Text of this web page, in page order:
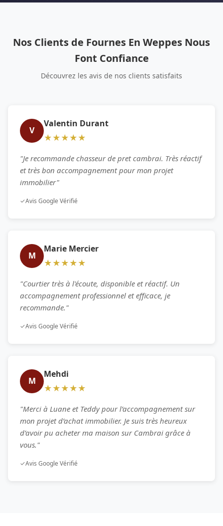
Nos Clients de Fournes En Weppes Nous
Font Confiance
Découvrez les avis de nos clients satisfaits
V
Valentin Durant
★★★★★
"Je recommande chasseur de pret cambrai. Très réactif
et très bon accompagnement pour mon projet
immobilier"
✓Avis Google Vérifié
M
Marie Mercier
★★★★★
"Courtier très à l'écoute, disponible et réactif. Un
accompagnement professionnel et efficace, je
recommande."
✓Avis Google Vérifié
M
Mehdi
★★★★★
"Merci à Luane et Teddy pour l’accompagnement sur
mon projet d’achat immobilier. Je suis très heureux
d’avoir pu acheter ma maison sur Cambrai grâce à
vous."
✓Avis Google Vérifié